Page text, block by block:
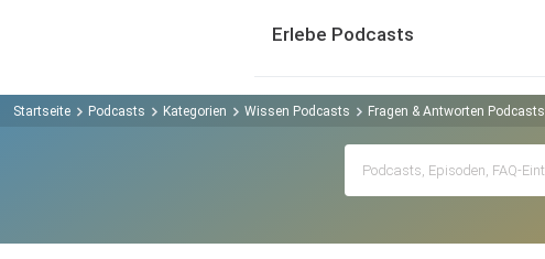
Erlebe Podcasts
Startseite Podcasts Kategorien Wissen Podcasts Fragen & Antworten Podcasts